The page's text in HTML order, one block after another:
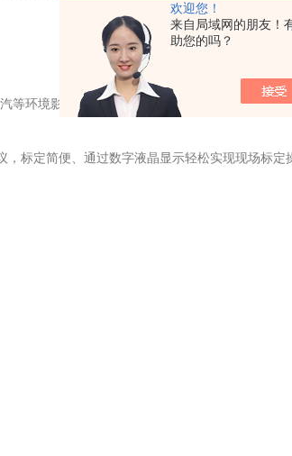
欢迎您！
来自局域网的朋友！
助您的吗？
等环境影响；
标定简便、通过数字液晶显示轻松实现现场标